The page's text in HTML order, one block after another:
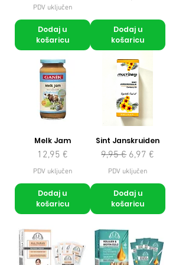
PDV uključen
Dodaj u
košaricu
Dodaj u
košaricu
Melk Jam
Cijena
12,95 €
PDV uključen
Dodaj u
košaricu
Sint Janskruiden
Redovna cijena
9,95 € Cijena s
6,97 €
PDV uključen
Dodaj u
košaricu